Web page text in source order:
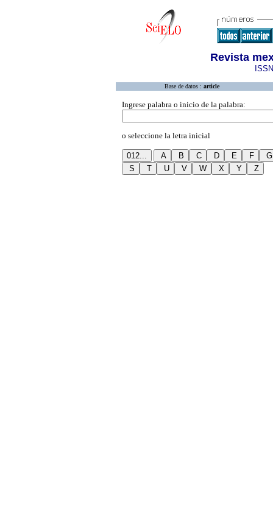
Revista
Base de datos : article
Ingrese palabra o inicio de la palabra:
o seleccione la letra inicial